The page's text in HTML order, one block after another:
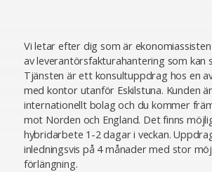
Vi letar efter dig som är
av leverantörsfakturahantering som kan
Tjänsten är ett konsultuppdrag hos en av
med kontor utanför Eskilstuna. Kunden
internationellt bolag och du kommer
mot Norden och England. Det finns
hybridarbete 1-2 dagar i veckan.
inledningsvis på 4 månader med stor
förlängning.